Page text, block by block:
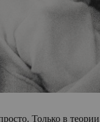
Только в теории